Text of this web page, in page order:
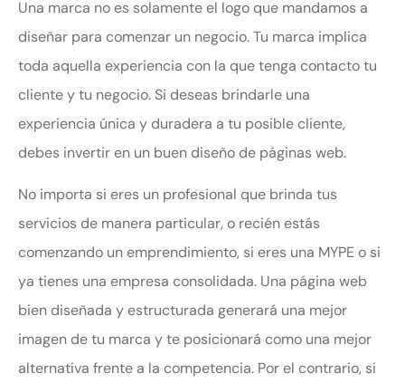
Una marca no es solamente el logo que mandamos a
diseñar para comenzar un negocio. Tu marca implica
toda aquella experiencia con la que tenga contacto tu
cliente y tu negocio. Si deseas brindarle una
experiencia única y duradera a tu posible cliente,
debes invertir en un buen diseño de páginas web.
No importa si eres un profesional que brinda tus
servicios de manera particular, o recién estás
comenzando un emprendimiento, si eres una MYPE o si
ya tienes una empresa consolidada. Una página web
bien diseñada y estructurada generará una mejor
imagen de tu marca y te posicionará como una mejor
alternativa frente a la competencia. Por el contrario, si